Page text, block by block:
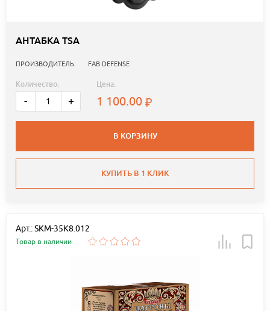
АНТАБКА TSA
ПРОИЗВОДИТЕЛЬ: FAB DEFENSE
Количество:
- +
Цена:
1 100.00
В КОРЗИНУ
КУПИТЬ В 1 КЛИК
Арт.: SKM-35K8.012
Товар в наличии